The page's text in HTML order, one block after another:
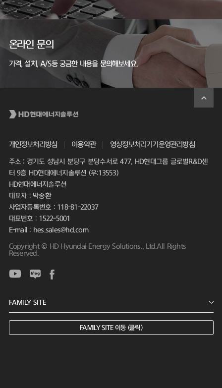
온라인 문의
가격, 설치, A/S등 궁금한 내용을 문의해보세요.
개인정보처리방침 이용약관 영상정보처리기기운영관리방침
주소 : 경기도 성남시 분당구 분당수서로 477, HD현대그룹 글로벌R&D센
터 9층 HD현대에너지솔루션 (우:13553)
HD현대에너지솔루션
대표자 : 박종환
사업자등록번호 : 118-81-22037
대표번호 : 1522-5001
E-mail : hes.sales@hd.com
Copyright © HD Hyundai Energy Solutions., Ltd.All Rights
Reserved.
FAMILY SITE 이동 (클릭)